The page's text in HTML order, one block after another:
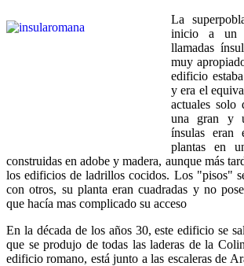
La
inicio a un
llamadas
muy
edificio
y era el
actuales solo
una gran y
ínsulas
plantas en
construidas en adobe y madera, aunque más
los edificios de ladrillos cocidos. Los "pisos"
con otros, su planta eran cuadradas y no
que hacía mas complicado su acceso
En la década de los años 30, este edificio se
que se produjo de todas las laderas de la
edificio romano, está junto a las escaleras de